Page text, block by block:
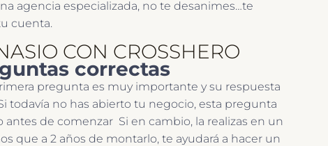
agencia especializada, no te desanimes…te
cuenta.
CON CROSSHERO
correctas
pregunta es muy importante y su respuesta
todavía no has abierto tu negocio, esta pregunta
de comenzar Si en cambio, la realizas en un
que a 2 años de montarlo, te ayudará a hacer un